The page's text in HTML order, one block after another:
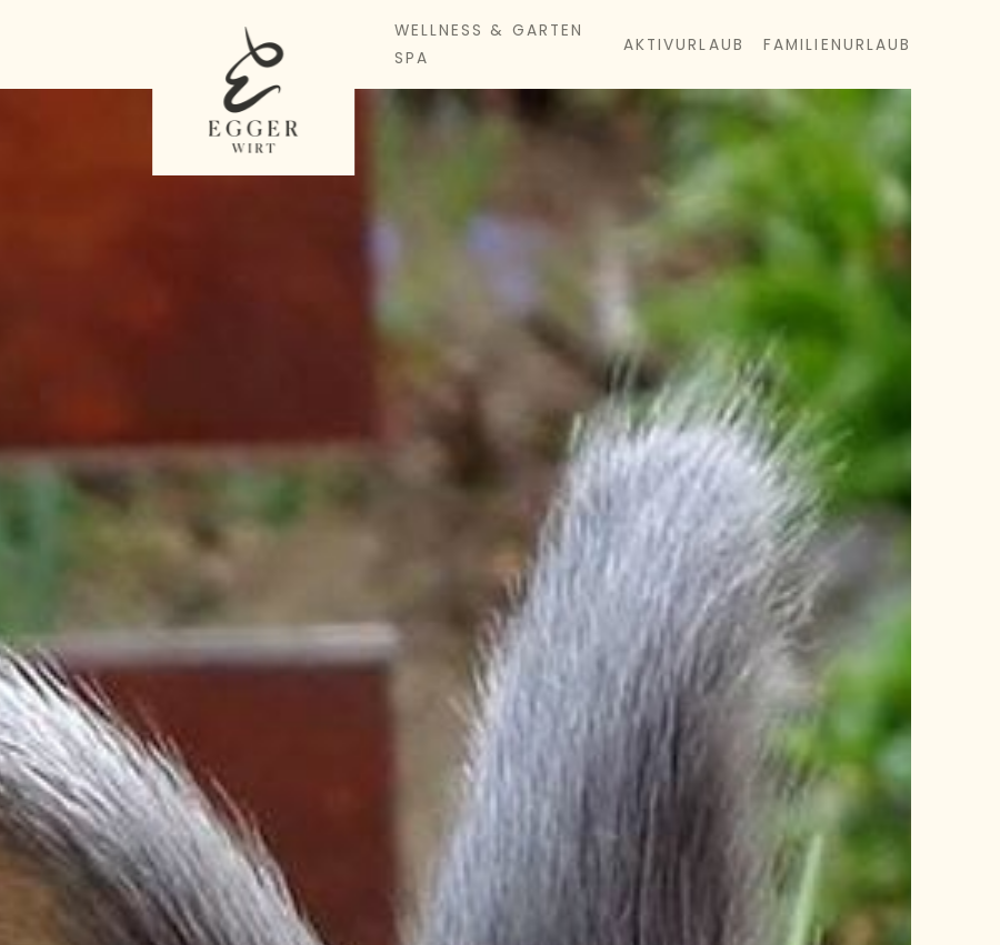
WELLNESS & GARTEN
SPA
AKTIVURLAUB FAMILIENURLAUB